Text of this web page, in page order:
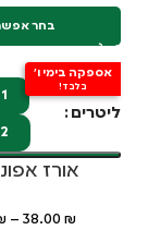
בחר
אספקה בימי ו'
בלבד!
ליטרים
1 ליטר
2 ליטר
אורז
38.00 ₪
–